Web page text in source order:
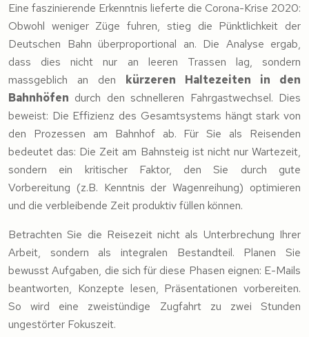
Eine faszinierende Erkenntnis lieferte die Corona-Krise 2020:
Obwohl weniger Züge fuhren, stieg die Pünktlichkeit der
Deutschen Bahn überproportional an. Die Analyse ergab,
dass dies nicht nur an leeren Trassen lag, sondern
massgeblich an den kürzeren Haltezeiten in den
Bahnhöfen durch den schnelleren Fahrgastwechsel. Dies
beweist: Die Effizienz des Gesamtsystems hängt stark von
den Prozessen am Bahnhof ab. Für Sie als Reisenden
bedeutet das: Die Zeit am Bahnsteig ist nicht nur Wartezeit,
sondern ein kritischer Faktor, den Sie durch gute
Vorbereitung (z.B. Kenntnis der Wagenreihung) optimieren
und die verbleibende Zeit produktiv füllen können.
Betrachten Sie die Reisezeit nicht als Unterbrechung Ihrer
Arbeit, sondern als integralen Bestandteil. Planen Sie
bewusst Aufgaben, die sich für diese Phasen eignen: E-Mails
beantworten, Konzepte lesen, Präsentationen vorbereiten.
So wird eine zweistündige Zugfahrt zu zwei Stunden
ungestörter Fokuszeit.